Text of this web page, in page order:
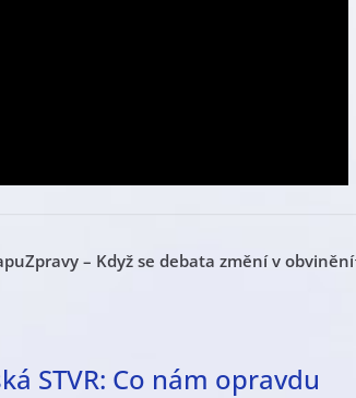
– Když se debata změní v obvinění
STVR: Co nám opravdu